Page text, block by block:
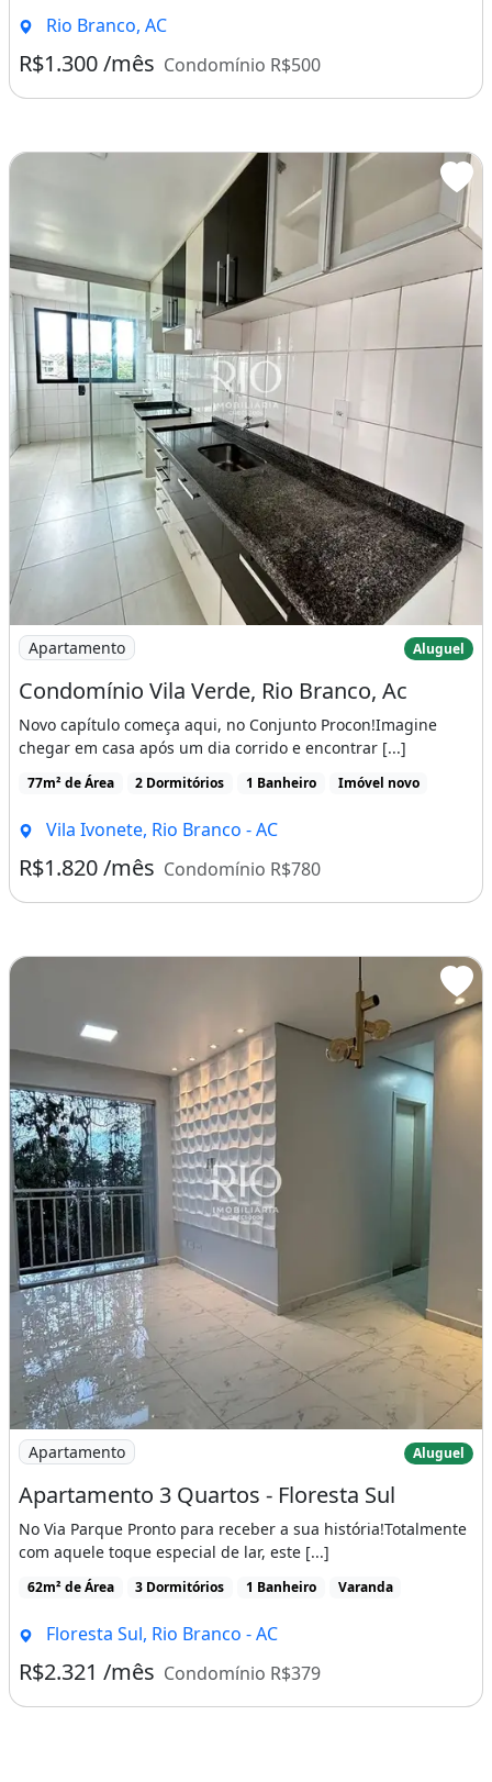
Rio Branco, AC
R$1.300 /mês Condomínio R$500
Imagem: Condomínio Vila Verde, Rio Branco, Ac
Apartamento Aluguel
Condomínio Vila Verde, Rio Branco, Ac
Novo capítulo começa aqui, no Conjunto Procon!Imagine
chegar em casa após um dia corrido e encontrar [...]
77m² de Área 2 Dormitórios 1 Banheiro Imóvel novo
Vila Ivonete, Rio Branco - AC
R$1.820 /mês Condomínio R$780
Imagem: Apartamento 3 Quartos - Floresta Sul
Apartamento Aluguel
Apartamento 3 Quartos - Floresta Sul
No Via Parque Pronto para receber a sua história!Totalmente
com aquele toque especial de lar, este [...]
62m² de Área 3 Dormitórios 1 Banheiro Varanda
Floresta Sul, Rio Branco - AC
R$2.321 /mês Condomínio R$379